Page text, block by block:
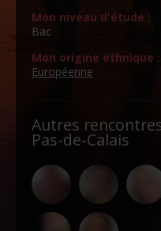
Mon niveau d'étude :
Bac
Mon origine ethnique :
Européenne
Autres
Pas-de-Calais